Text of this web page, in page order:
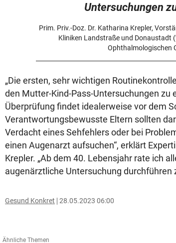
Untersuchungen
Prim. Priv.-Doz. Dr. Katharina Krepler,
Kliniken Landstraße und Donaustadt
Ophthalmologischen
„Die ersten, sehr wichtigen
den Mutter-Kind-Pass-Untersuchungen zu
Überprüfung findet idealerweise vor dem
Verantwortungsbewusste Eltern sollten
Verdacht eines Sehfehlers oder bei
einen Augenarzt aufsuchen“, erklärt
Krepler. „Ab dem 40. Lebensjahr rate ich
augenärztliche Untersuchung durchführen
Gesund Konkret 28.05.2023 06:00
Ähnliche Themen